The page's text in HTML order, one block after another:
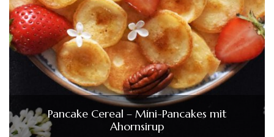
Pancake Cereal – Mini-Pancakes mit
Ahornsirup